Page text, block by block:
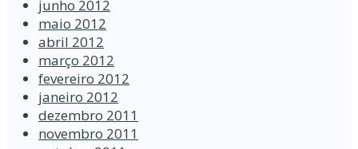
junho 2012
maio 2012
abril 2012
março 2012
fevereiro 2012
janeiro 2012
dezembro 2011
novembro 2011